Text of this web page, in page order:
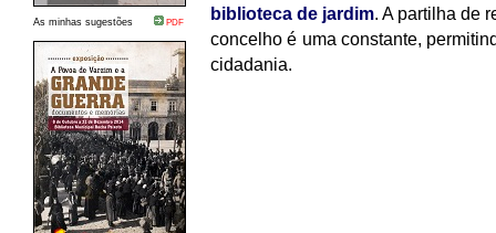
As minhas sugestões PDF
biblioteca de jardim. A partilha de
concelho é uma constante,
cidadania.